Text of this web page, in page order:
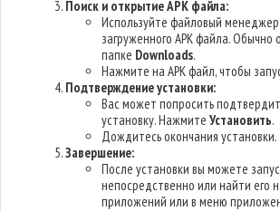
Поиск и открытие APK файла:
Используйте файловый
загруженного APK файла. Обычно
папке Downloads.
Нажмите на APK файл, чтобы
Подтверждение установки:
Вас может попросить
установку. НажмитеУстановить.
Дождитесь окончания установки.
Завершение:
После установки вы можете
непосредственно или найти его
приложений или в меню